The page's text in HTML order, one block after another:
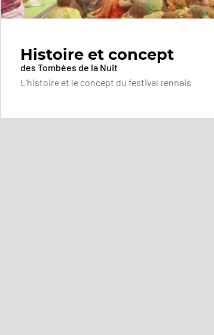
Histoire et concept
des Tombées de la Nuit
L'histoire et le concept du festival rennais